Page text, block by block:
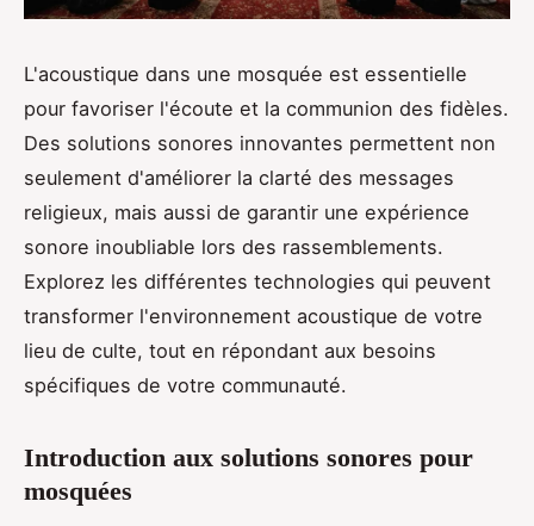
L'acoustique dans une mosquée est essentielle
pour favoriser l'écoute et la communion des fidèles.
Des solutions sonores innovantes permettent non
seulement d'améliorer la clarté des messages
religieux, mais aussi de garantir une expérience
sonore inoubliable lors des rassemblements.
Explorez les différentes technologies qui peuvent
transformer l'environnement acoustique de votre
lieu de culte, tout en répondant aux besoins
spécifiques de votre communauté.
Introduction aux solutions sonores pour
mosquées